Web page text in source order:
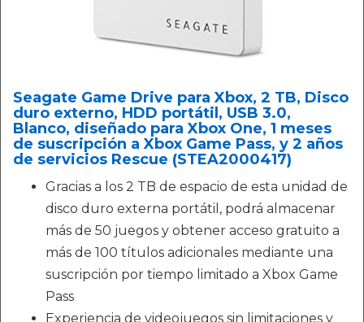
Seagate Game Drive para Xbox, 2 TB, Disco
duro externo, HDD portátil, USB 3.0,
Blanco, diseñado para Xbox One, 1 meses
de suscripción a Xbox Game Pass, y 2 años
de servicios Rescue (STEA2000417)
Gracias a los 2 TB de espacio de esta unidad de
disco duro externa portátil, podrá almacenar
más de 50 juegos y obtener acceso gratuito a
más de 100 títulos adicionales mediante una
suscripción por tiempo limitado a Xbox Game
Pass
Experiencia de videojuegos sin limitaciones y